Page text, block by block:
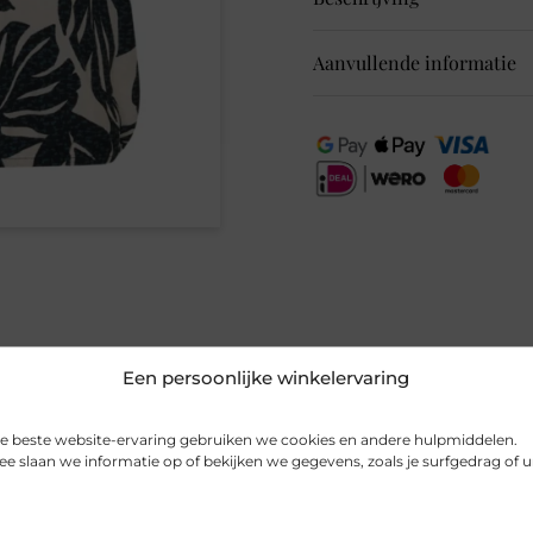
Een persoonlijke winkelervaring
beste website-ervaring gebruiken we cookies en andere hulpmiddelen.
slaan we informatie op of bekijken we gegevens, zoals je surfgedrag of
B346716 TOS AOP Mix
Aanvullende informatie
EAN
Seizoen
Gerelateerde producten